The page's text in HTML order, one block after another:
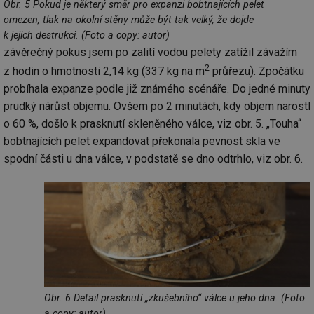
Obr. 5 Pokud je některý směr pro expanzi bobtnajících pelet
omezen, tlak na okolní stěny může být tak velký, že dojde
k jejich destrukci. (Foto a copy: autor)
závěrečný pokus jsem po zalití vodou pelety zatížil závažím
z hodin o hmotnosti 2,14 kg (337 kg na m2 průřezu). Zpočátku
probíhala expanze podle již známého scénáře. Do jedné minuty
prudký nárůst objemu. Ovšem po 2 minutách, kdy objem narostl
o 60 %, došlo k prasknutí skleněného válce, viz obr. 5. „Touha“
bobtnajících pelet expandovat překonala pevnost skla ve
spodní části u dna válce, v podstatě se dno odtrhlo, viz obr. 6.
Obr. 6 Detail prasknutí „zkušebního“ válce u jeho dna. (Foto
g_csrf_token
.forum.tzb-
info.cz
Zavřením
id
konference.tzb-
info.cz
1 rok
_hjAbsoluteSessionInProgress
Hotjar Ltd
.tzb-info.cz
29 minut
59 sekund
id
vetrani.tzb-
info.cz
10 let
_hjIncludedInSessionSample
Hotjar Ltd
elektro.tzb-
1 minuta
59 sekund